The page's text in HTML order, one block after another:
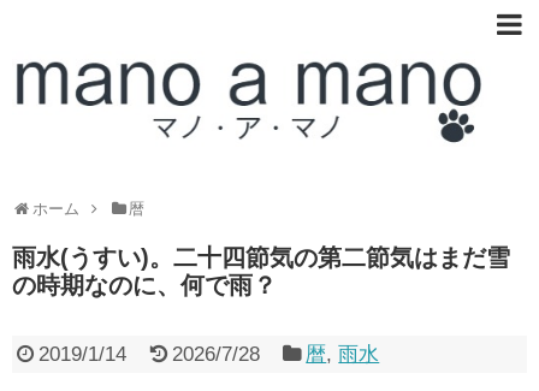
ホーム 暦
雨水(うすい)。二十四節気の第二節気はまだ雪
の時期なのに、何で雨？
2019/1/14 2026/7/28 暦,雨水